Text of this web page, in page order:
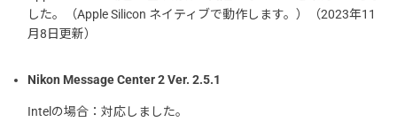
した。（Apple Silicon ネイティブで動作します。）（2023年11
月8日更新）
Nikon Message Center 2 Ver. 2.5.1
Intelの場合：対応しました。